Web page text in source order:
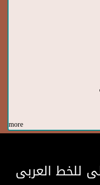
more
للخط العربى